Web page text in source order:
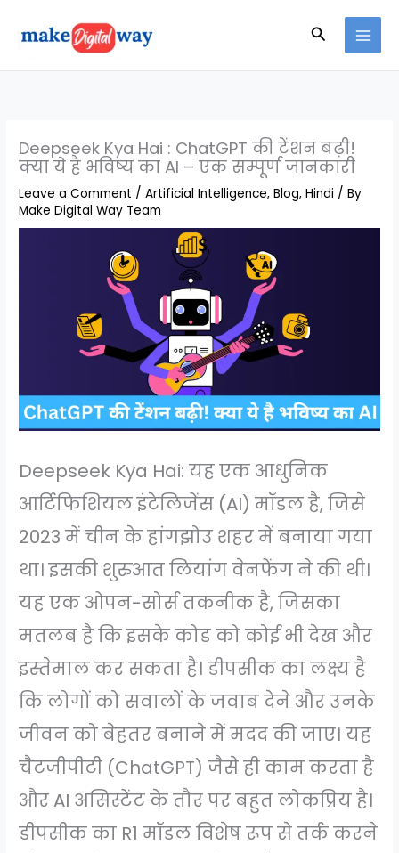
Search
Deepseek Kya Hai : ChatGPT की टेंशन बढ़ी!
क्या ये है भविष्य का AI – एक सम्पूर्ण जानकारी
Leave a Comment /Artificial Intelligence,Blog,Hindi / By
Make Digital Way Team
Deepseek Kya Hai: यह एक आधुनिक
आर्टिफिशियल इंटेलिजेंस (AI) मॉडल है, जिसे
2023 में चीन के हांगझोउ शहर में बनाया गया
था। इसकी शुरुआत लियांग वेनफेंग ने की थी।
यह एक ओपन-सोर्स तकनीक है, जिसका
मतलब है कि इसके कोड को कोई भी देख और
इस्तेमाल कर सकता है। डीपसीक का लक्ष्य है
कि लोगों को सवालों के जवाब देने और उनके
जीवन को बेहतर बनाने में मदद की जाए। यह
चैटजीपीटी (ChatGPT) जैसे ही काम करता है
और AI असिस्टेंट के तौर पर बहुत लोकप्रिय है।
डीपसीक का R1 मॉडल विशेष रूप से तर्क करने